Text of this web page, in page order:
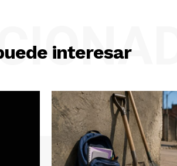
interesar